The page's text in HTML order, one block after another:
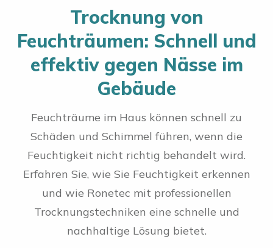
⁠Trocknung von
Feuchträumen: Schnell und
effektiv gegen Nässe im
Gebäude
Feuchträume im Haus können schnell zu
Schäden und Schimmel führen, wenn die
Feuchtigkeit nicht richtig behandelt wird.
Erfahren Sie, wie Sie Feuchtigkeit erkennen
und wie Ronetec mit professionellen
Trocknungstechniken eine schnelle und
nachhaltige Lösung bietet.